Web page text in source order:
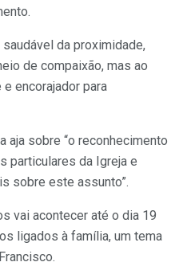
da proximidade,
de compaixão, mas ao
encorajador para
aja sobre “o reconhecimento
particulares da Igreja e
sobre este assunto”.
vai acontecer até o dia 19
ligados à família, um tema